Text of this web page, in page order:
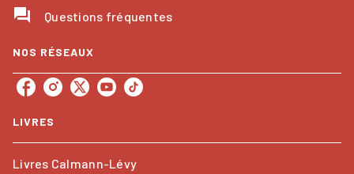
question_answer Questions fréquentes
NOS RÉSEAUX
LIVRES
Livres Calmann-Lévy